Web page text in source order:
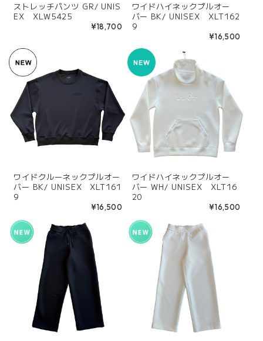
ストレッチパンツ GR/ UNIS
EX XLW5425
¥18,700
ワイドハイネックプルオー
バー BK/ UNISEX XLT162
9
¥16,500
ワイドクルーネックプルオー
バー BK/ UNISEX XLT161
9
¥16,500
ワイドハイネックプルオー
バー WH/ UNISEX XLT16
20
¥16,500